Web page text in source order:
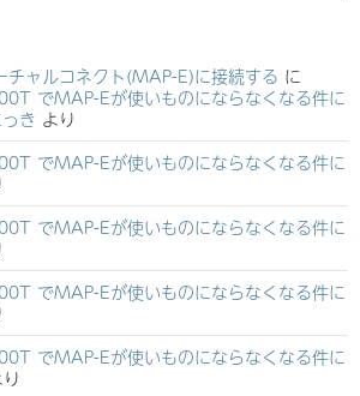
ャルコネクト(MAP-E)に接続する に
でMAP-Eが使いものにならなくなる件に
き より
でMAP-Eが使いものにならなくなる件に
でMAP-Eが使いものにならなくなる件に
でMAP-Eが使いものにならなくなる件に
でMAP-Eが使いものにならなくなる件に